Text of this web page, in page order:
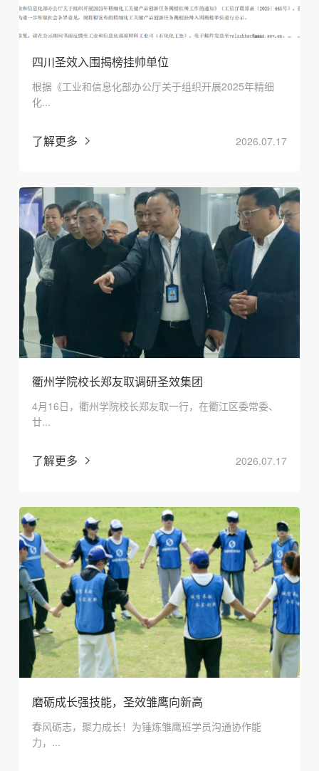
四川圣效入围揭榜挂帅单位
根据《工业和信息化部办公厅关于组织开展2025年精细
化...
了解更多 2026.07.17
衢州学院校长郑友取调研圣效集团
4月16日，衢州学院校长郑友取一行，在衢江区委常委、
廿...
了解更多 2026.07.17
磨砺成长强技能，圣效雏鹰向新高
春风砺志，聚力成长！为锤炼雏鹰班学员沟通协作能
力，...